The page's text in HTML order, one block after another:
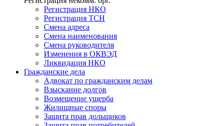
Регистрация НКО
Регистрация ТСН
Смена адреса
Смена наименования
Смена руководителя
Изменения в ОКВЭД
Ликвидация НКО
Гражданские дела
Адвокат по гражданским делам
Взыскание долгов
Возмещение ущерба
Жилищные споры
Защита прав дольщиков